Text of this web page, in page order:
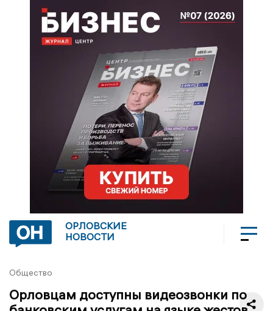
ОРЛОВСКИЕ
НОВОСТИ
Общество
Орловцам доступны видеозвонки по